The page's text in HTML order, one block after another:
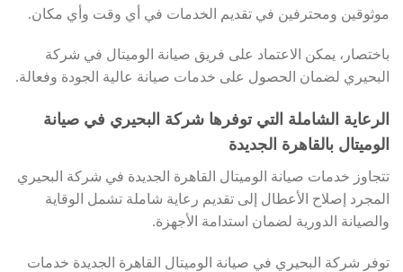
موثوقين ومحترفين في تقديم الخدمات في أي وقت وأي مكان.
باختصار، يمكن الاعتماد على فريق صيانة الوميتال في شركة
البحيري لضمان الحصول على خدمات صيانة عالية الجودة وفعالة.
الرعاية الشاملة التي توفرها شركة البحيري في صيانة
الوميتال بالقاهرة الجديدة
تتجاوز خدمات صيانة الوميتال القاهرة الجديدة في شركة البحيري
المجرد إصلاح الأعطال إلى تقديم رعاية شاملة تشمل الوقاية
والصيانة الدورية لضمان استدامة الأجهزة.
توفر شركة البحيري في صيانة الوميتال القاهرة الجديدة خدمات